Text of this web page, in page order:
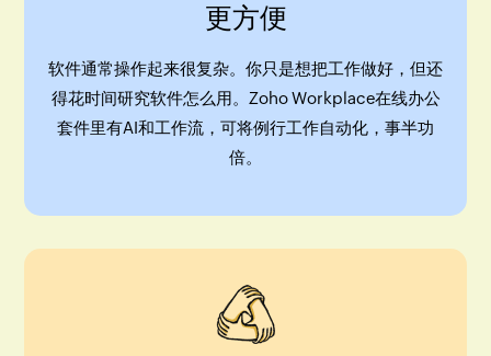
更方便
软件通常操作起来很复杂。你只是想把工作做好，但还
得花时间研究软件怎么用。Zoho Workplace在线办公
套件里有AI和工作流，可将例行工作自动化，事半功
倍。